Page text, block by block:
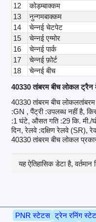
12
कोड़म्बाक्कम
13
नुन्गमबाक्कम
14
चेन्नई चेटपेट
15
चेन्नई एग्मोर
16
चेन्नई पार्क
17
चेन्नई फ़ोर्ट
18
चेन्नई बीच
40330 तांबरम बीच लोकल ट्रैन
40330 तांबरम बीच
:GN , पैंट्री :उपलब्ध नहीं है,
:1 घंटे, औसत गति :29 कि. मी./
दिन, रेलवे :दक्षिण रेलवे (SR),
40330 तांबरम बीच लोकल
यह ऐतिहासिक डेटा है,
PNR स्टेटस ट्रेन रनिंग